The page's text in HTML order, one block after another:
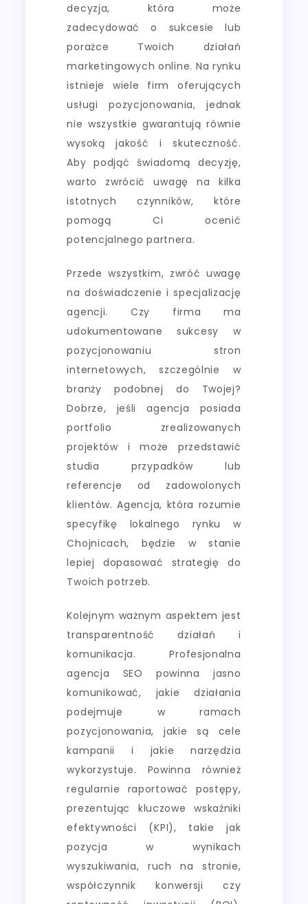
decyzja, która może
zadecydować o sukcesie lub
porażce Twoich działań
marketingowych online. Na rynku
istnieje wiele firm oferujących
usługi pozycjonowania, jednak
nie wszystkie gwarantują równie
wysoką jakość i skuteczność.
Aby podjąć świadomą decyzję,
warto zwrócić uwagę na kilka
istotnych czynników, które
pomogą Ci ocenić
potencjalnego partnera.
Przede wszystkim, zwróć uwagę
na doświadczenie i specjalizację
agencji. Czy firma ma
udokumentowane sukcesy w
pozycjonowaniu stron
internetowych, szczególnie w
branży podobnej do Twojej?
Dobrze, jeśli agencja posiada
portfolio zrealizowanych
projektów i może przedstawić
studia przypadków lub
referencje od zadowolonych
klientów. Agencja, która rozumie
specyfikę lokalnego rynku w
Chojnicach, będzie w stanie
lepiej dopasować strategię do
Twoich potrzeb.
Kolejnym ważnym aspektem jest
transparentność działań i
komunikacja. Profesjonalna
agencja SEO powinna jasno
komunikować, jakie działania
podejmuje w ramach
pozycjonowania, jakie są cele
kampanii i jakie narzędzia
wykorzystuje. Powinna również
regularnie raportować postępy,
prezentując kluczowe wskaźniki
efektywności (KPI), takie jak
pozycja w wynikach
wyszukiwania, ruch na stronie,
współczynnik konwersji czy